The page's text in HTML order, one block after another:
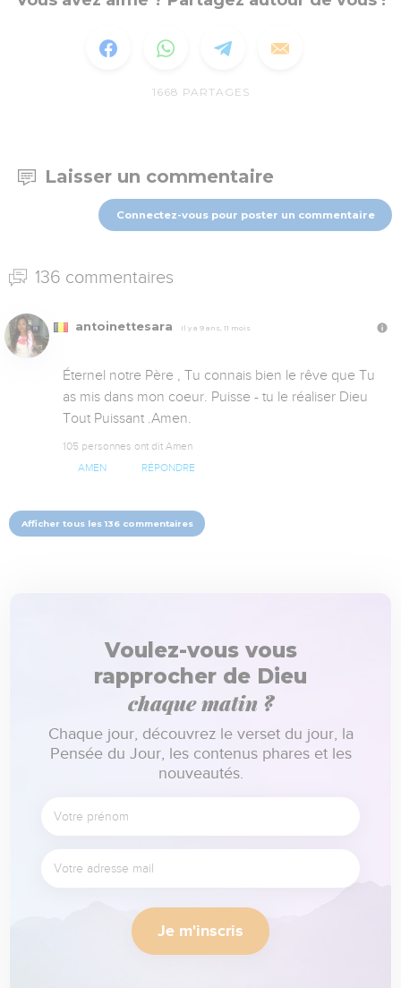
1668 PARTAGES
Laisser un commentaire
Connectez-vous pour poster un commentaire
136 commentaires
antoinettesara Il y a 9 ans, 11 mois
Éternel notre Père , Tu connais bien le rêve que Tu
as mis dans mon coeur. Puisse - tu le réaliser Dieu
Tout Puissant .Amen.
105 personnes ont dit Amen
AMEN RÉPONDRE
Afficher tous les 136 commentaires
Voulez-vous vous
rapprocher de Dieu
chaque matin ?
Chaque jour, découvrez le verset du jour, la
Pensée du Jour, les contenus phares et les
nouveautés.
Je m'inscris